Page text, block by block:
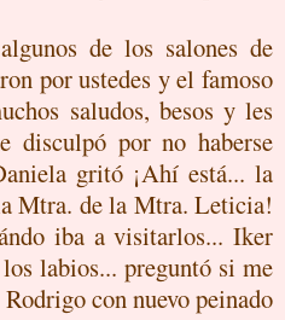
de los salones de
por ustedes y el famoso
saludos, besos y les
disculpó por no haberse
gritó ¡Ahí está... la
Mtra. de la Mtra. Leticia!
iba a visitarlos... Iker
labios... preguntó si me
con nuevo peinado